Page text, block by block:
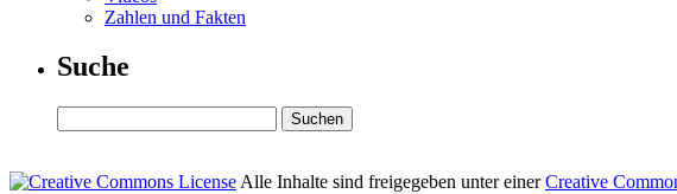
Zahlen und Fakten
Suche
Alle Inhalte sind freigegeben unter einerCreative